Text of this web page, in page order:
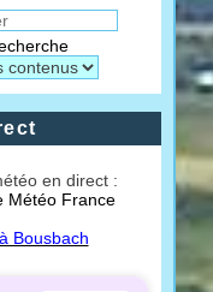
en direct :
Bousbach